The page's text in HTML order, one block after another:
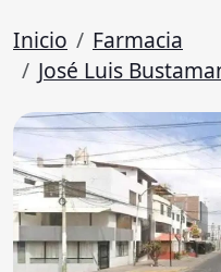
Inicio
Farmacia
José Luis